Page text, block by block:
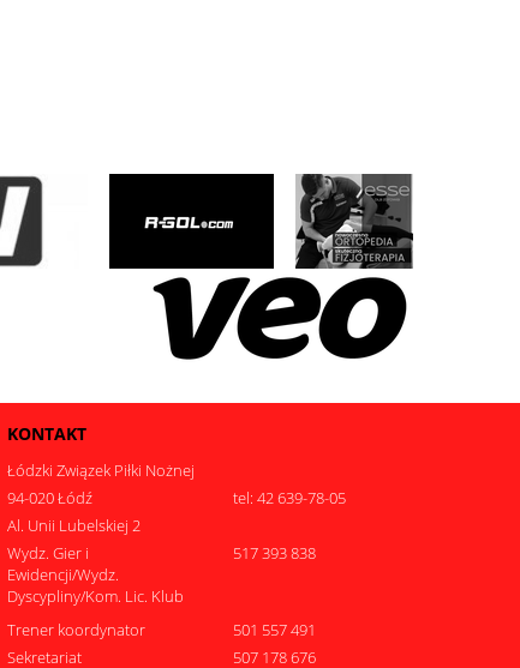
KONTAKT
Łódzki Związek Piłki Nożnej
94-020 Łódź
tel: 42 639-78-05
Al. Unii Lubelskiej 2
Wydz. Gier i
Ewidencji/Wydz.
Dyscypliny/Kom. Lic. Klub
517 393 838
Trener koordynator
501 557 491
Sekretariat
507 178 676